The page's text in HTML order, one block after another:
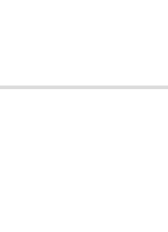
性及び特定の目的へ
らの販売代理店及び
、それらの販売代理
の販売代理店及び販
、一切責任を負わない
ヤノン、キヤノンの